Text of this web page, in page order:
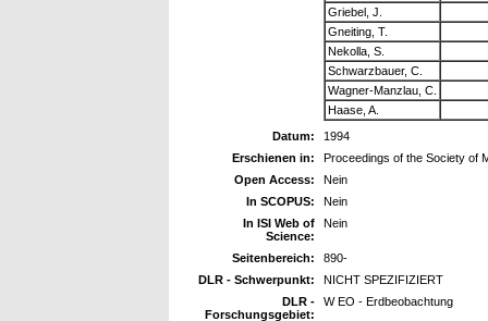
Griebel, J.
Gneiting, T.
Nekolla, S.
Schwarzbauer, C.
Wagner-Manzlau, C.
Haase, A.
Datum:
1994
Erschienen in:
Proceedings of the Society of
Open Access:
Nein
In SCOPUS:
Nein
In ISI Web of
Science:
Nein
Seitenbereich:
890-
DLR - Schwerpunkt:
NICHT SPEZIFIZIERT
DLR -
Forschungsgebiet:
W EO - Erdbeobachtung